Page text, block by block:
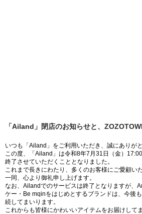
「Ailand」閉店のお知らせと、
いつも「Ailand」をご利用いただき、誠にありが
この度、「Ailand」は令和8年7月31日（金）
終了させていただくこととなりました。
これまで長きにわたり、多くのお客様にご愛顧い
一同、心より御礼申し上げます。
なお、Ailandでのサービスは終了となりますが、
ケー・Be mqinをはじめとするブランドは、今後
続してまいります。
これからも皆様にかわいいアイテムをお届けして